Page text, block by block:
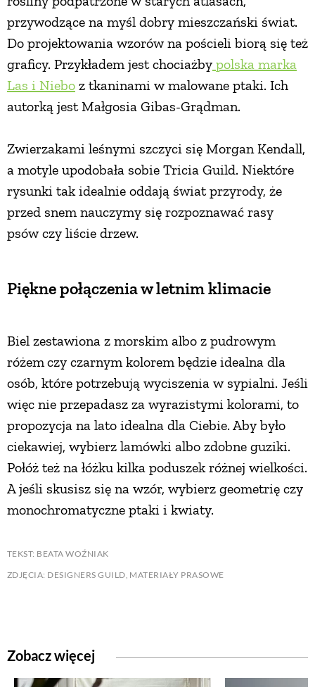
przywodzące na myśl dobry mieszczański świat.
Do projektowania wzorów na pościeli biorą się też
graficy. Przykładem jest chociażby polska marka
Las i Niebo z tkaninami w malowane ptaki. Ich
autorką jest Małgosia Gibas-Grądman.
Zwierzakami leśnymi szczyci się Morgan Kendall,
a motyle upodobała sobie Tricia Guild. Niektóre
rysunki tak idealnie oddają świat przyrody, że
przed snem nauczymy się rozpoznawać rasy
psów czy liście drzew.
Piękne połączenia w letnim klimacie
Biel zestawiona z morskim albo z pudrowym
różemczy czarnym kolorem będzie idealna dla
osób, które potrzebują wyciszenia w sypialni. Jeśli
więc nie przepadasz za wyrazistymi kolorami, to
propozycja na lato idealna dla Ciebie. Aby było
ciekawiej, wybierz lamówki albo zdobne guziki.
Połóż też na łóżku kilka poduszek różnej wielkości.
A jeśli skusisz się na wzór, wybierz geometrię czy
monochromatyczne ptaki i kwiaty.
TEKST: BEATA WOŹNIAK
ZDJĘCIA: DESIGNERS GUILD, MATERIAŁY PRASOWE
Zobacz więcej